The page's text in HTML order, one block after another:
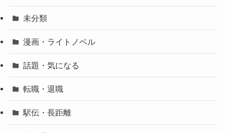
未分類
漫画・ライトノベル
話題・気になる
転職・退職
駅伝・長距離